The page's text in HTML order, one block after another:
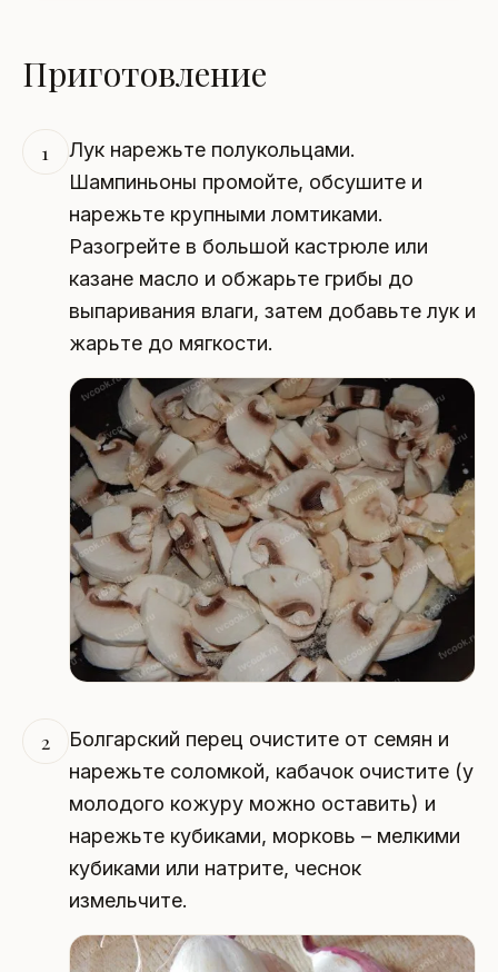
Приготовление
1
Лук нарежьте полукольцами.
Шампиньоны промойте, обсушите и
нарежьте крупными ломтиками.
Разогрейте в большой кастрюле или
казане масло и обжарьте грибы до
выпаривания влаги, затем добавьте лук и
жарьте до мягкости.
2
Болгарский перец очистите от семян и
нарежьте соломкой, кабачок очистите (у
молодого кожуру можно оставить) и
нарежьте кубиками, морковь – мелкими
кубиками или натрите, чеснок
измельчите.